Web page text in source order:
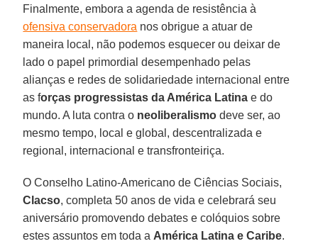
Finalmente, embora a agenda de resistência à
ofensiva conservadora nos obrigue a atuar de
maneira local, não podemos esquecer ou deixar de
lado o papel primordial desempenhado pelas
alianças e redes de solidariedade internacional entre
as forças progressistas da América Latina e do
mundo. A luta contra o neoliberalismo deve ser, ao
mesmo tempo, local e global, descentralizada e
regional, internacional e transfronteiriça.
O Conselho Latino-Americano de Ciências Sociais,
Clacso, completa 50 anos de vida e celebrará seu
aniversário promovendo debates e colóquios sobre
estes assuntos em toda a América Latina e Caribe.